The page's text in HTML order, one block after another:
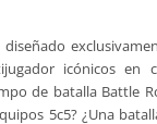
icónicos en
de batalla Battle
5c5? ¿Una